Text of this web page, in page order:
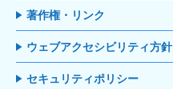
著作権・リンク
ウェブアクセシビリティ方針
セキュリティポリシー